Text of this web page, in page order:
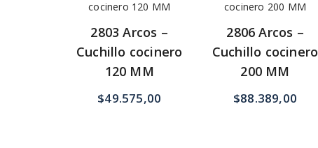
2803 Arcos –
Cuchillo cocinero
120 MM
$49.575,00
2806 Arcos –
Cuchillo cocinero
200 MM
$88.389,00